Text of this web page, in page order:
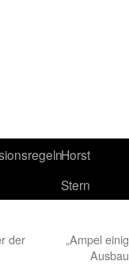
Horst
Stern
der
„Ampel